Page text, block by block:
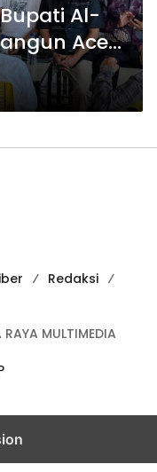
Al-
Aceh
Lokal
Redaksi
MULTIMEDIA